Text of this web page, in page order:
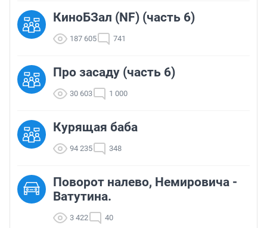
КиноБЗал (NF) (часть 6)
187 605 741
Про засаду (часть 6)
30 603 1 000
Курящая баба
94 235 348
Поворот налево, Немировича -
Ватутина.
3 422 40